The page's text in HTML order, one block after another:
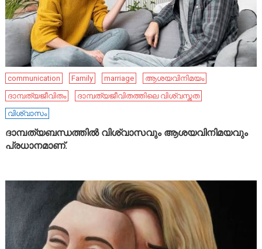
communication Family marriage
ആശയവിനിമയം
ദാമ്പത്യജീവിതം
ദാമ്പത്യജീവിതത്തിലെ വിശ്വസ്തത
വിശ്വാസം
ദാമ്പത്യബന്ധത്തിൽ വിശ്വാസവും ആശയവിനിമയവും
പ്രധാനമാണ്.